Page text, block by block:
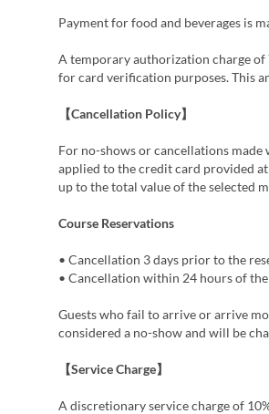
Payment for food and beverages is
A temporary authorization charge
for card verification purposes. This
【Cancellation Policy】
For no-shows or cancellations
applied to the credit card provided
up to the total value of the selected
Course Reservations
• Cancellation 3 days prior to the
• Cancellation within 24 hours of
Guests who fail to arrive or arrive
considered a no-show and will be
【Service Charge】
A discretionary service charge of